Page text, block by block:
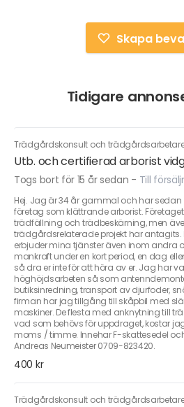
Skapa
Tidigare
Trädgårdskonsult och
Utb. och certifierad arborist
Togs bort för 15 år sedan - Till
Hej. Jag är 34 år gammal och har sedan
företag som klättrande arborist.
trädfällning och trädbeskärning, men
trädgårdsrelaterade projekt har
erbjuder mina tjänster även inom andra
mankraft under en kort period, en dag
så dra er inte för att höra av er. Jag har
höghöjdsarbeten så som
butiksinredning, transport av djurfoder,
firman har jag tillgång till skåpbil med
maskiner. De flesta med anknytning till
vad som behövs för uppdraget, kostar
moms / timme. Innehar F-skattesedel
Andreas Neumeister 0709-823420.
400 kr
Trädgårdskonsult och